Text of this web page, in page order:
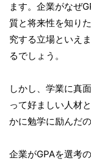
ます。企業がなぜ
質と将来性を知り
究する立場といえ
るでしょう。
しかし、学業に真
って好ましい人材
かに勉学に励んだ
企業がGPAを選考